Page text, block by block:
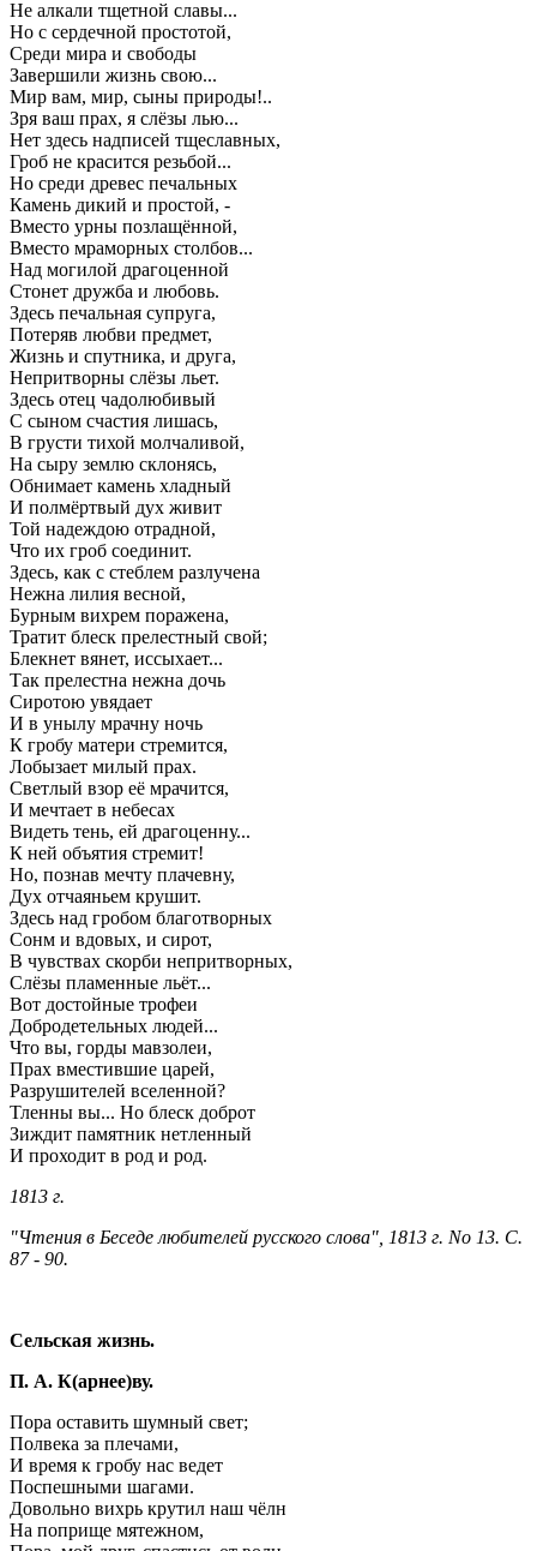
Не алкали тщетной славы...
Но с сердечной простотой,
Среди мира и свободы
Завершили жизнь свою...
Мир вам, мир, сыны природы!..
Зря ваш прах, я слёзы лью...
Нет здесь надписей тщеславных,
Гроб не красится резьбой...
Но среди древес печальных
Камень дикий и простой, -
Вместо урны позлащённой,
Вместо мраморных столбов...
Над могилой драгоценной
Стонет дружба и любовь.
Здесь печальная супруга,
Потеряв любви предмет,
Жизнь и спутника, и друга,
Непритворны слёзы льет.
Здесь отец чадолюбивый
С сыном счастия лишась,
В грусти тихой молчаливой,
На сыру землю склонясь,
Обнимает камень хладный
И полмёртвый дух живит
Той надеждою отрадной,
Что их гроб соединит.
Здесь, как с стеблем разлучена
Нежна лилия весной,
Бурным вихрем поражена,
Тратит блеск прелестный свой;
Блекнет вянет, иссыхает...
Так прелестна нежна дочь
Сиротою увядает
И в унылу мрачну ночь
К гробу матери стремится,
Лобызает милый прах.
Светлый взор её мрачится,
И мечтает в небесах
Видеть тень, ей драгоценну...
К ней объятия стремит!
Но, познав мечту плачевну,
Дух отчаяньем крушит.
Здесь над гробом благотворных
Сонм и вдовых, и сирот,
В чувствах скорби непритворных,
Слёзы пламенные льёт...
Вот достойные трофеи
Добродетельных людей...
Что вы, горды мавзолеи,
Прах вместившие царей,
Разрушителей вселенной?
Тленны вы... Но блеск доброт
Зиждит памятник нетленный
И проходит в род и род.
1813 г.
"Чтения в Беседе любителей русского слова", 1813 г. No 13. С.
87 - 90.
Сельская жизнь.
П. А. К(арнее)ву.
Пора оставить шумный свет;
Полвека за плечами,
И время к гробу нас ведет
Поспешными шагами.
Довольно вихрь крутил наш чёлн
На поприще мятежном,